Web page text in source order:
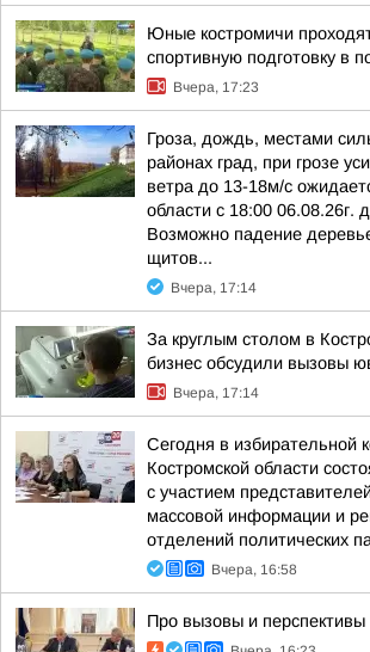
Юные костромичи
спортивную подготовку в
Вчера, 17:23
Гроза, дождь, местами
районах град, при грозе
ветра до 13-18м/с
области с 18:00 06.08.26г.
Возможно падение
щитов...
Вчера, 17:14
За круглым столом в
бизнес обсудили вызовы
Вчера, 17:14
Сегодня в избирательной
Костромской области
с участием
массовой информации и
отделений политических
Вчера, 16:58
Про вызовы и перспективы